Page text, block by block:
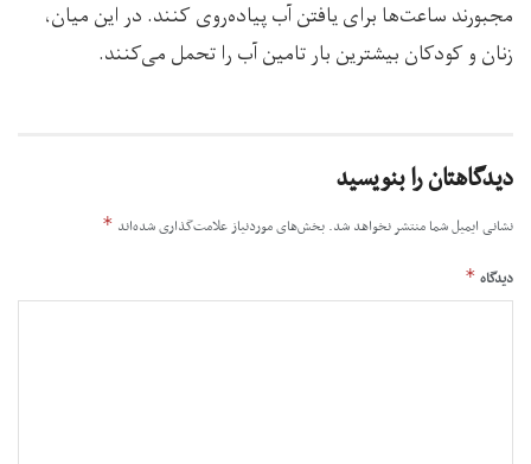
مجبورند ساعت‌ها برای یافتن آب پیاده‌روی کنند. در این میان،
زنان و کودکان بیشترین بار تامین آب را تحمل می‌کنند.
دیدگاهتان را بنویسید
نشانی ایمیل شما منتشر نخواهد شد. بخش‌های موردنیاز علامت‌گذاری شده‌اند *
دیدگاه *